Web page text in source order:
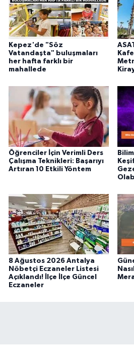
Kepez'de "Söz
Vatandaşta" buluşmaları
her hafta farklı bir
mahallede
Öğrenciler İçin Verimli Ders
Çalışma Teknikleri: Başarıyı
Artıran 10 Etkili Yöntem
8 Ağustos 2026 Antalya
Nöbetçi Eczaneler Listesi
Açıklandı! İlçe İlçe Güncel
Eczaneler